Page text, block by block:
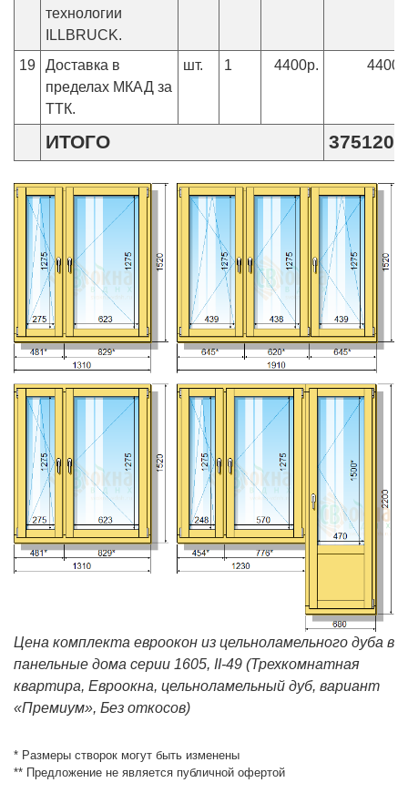
технологии
ILLBRUCK.
19
Доставка в
пределах МКАД за
ТТК.
шт. 1 4400р.
ИТОГО
Цена комплекта евроокон из цельноламельного дуба в
панельные дома серии 1605, II-49 (Трехкомнатная
квартира, Евроокна, цельноламельный дуб, вариант
«Премиум», Без откосов)
* Размеры створок могут быть изменены
** Предложение не является публичной офертой